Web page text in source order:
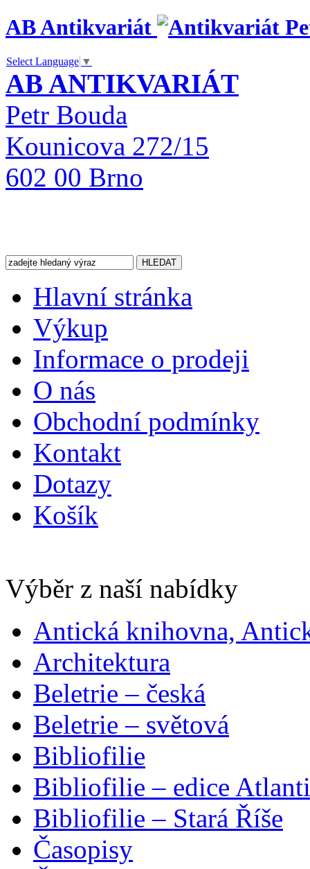
AB Antikvariát
Select Language ▼
AB ANTIKVARIÁT
Petr Bouda
Kounicova 272/15
602 00 Brno
Hlavní stránka
Výkup
Informace o prodeji
O nás
Obchodní podmínky
Kontakt
Dotazy
Košík
Výběr z naší nabídky
Antická knihovna,
Architektura
Beletrie – česká
Beletrie – světová
Bibliofilie
Bibliofilie – edice
Bibliofilie – Stará Říše
Časopisy